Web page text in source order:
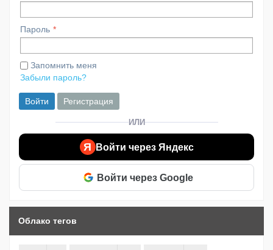
Пароль
Запомнить меня
Забыли пароль?
Войти Регистрация
ИЛИ
Я Войти через Яндекс
Войти через Google
Облако тегов